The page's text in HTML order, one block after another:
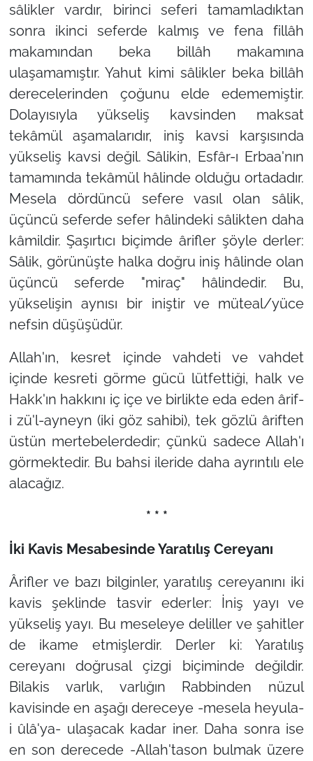
sâlikler vardır, birinci seferi tamamladıktan
sonra ikinci seferde kalmış ve fena fillâh
makamından beka billâh makamına
ulaşamamıştır. Yahut kimi sâlikler beka billâh
derecelerinden çoğunu elde edememiştir.
Dolayısıyla yükseliş kavsinden maksat
tekâmül aşamalarıdır, iniş kavsi karşısında
yükseliş kavsi değil. Sâlikin, Esfâr-ı Erbaa'nın
tamamında tekâmül hâlinde olduğu ortadadır.
Mesela dördüncü sefere vasıl olan sâlik,
üçüncü seferde sefer hâlindeki sâlikten daha
kâmildir. Şaşırtıcı biçimde ârifler şöyle derler:
Sâlik, görünüşte halka doğru iniş hâlinde olan
üçüncü seferde "miraç" hâlindedir. Bu,
yükselişin aynısı bir iniştir ve müteal/yüce
nefsin düşüşüdür.
Allah'ın, kesret içinde vahdeti ve vahdet
içinde kesreti görme gücü lütfettiği, halk ve
Hakk'ın hakkını iç içe ve birlikte eda eden ârif-
i zü'l-ayneyn (iki göz sahibi), tek gözlü âriften
üstün mertebelerdedir; çünkü sadece Allah'ı
görmektedir. Bu bahsi ileride daha ayrıntılı ele
alacağız.
* * *
İki Kavis Mesabesinde Yaratılış Cereyanı
Ârifler ve bazı bilginler, yaratılış cereyanını iki
kavis şeklinde tasvir ederler: İniş yayı ve
yükseliş yayı. Bu meseleye deliller ve şahitler
de ikame etmişlerdir. Derler ki: Yaratılış
cereyanı doğrusal çizgi biçiminde değildir.
Bilakis varlık, varlığın Rabbinden nüzul
kavisinde en aşağı dereceye -mesela heyula-
i ûlâ'ya- ulaşacak kadar iner. Daha sonra ise
en son derecede -Allah'tason bulmak üzere